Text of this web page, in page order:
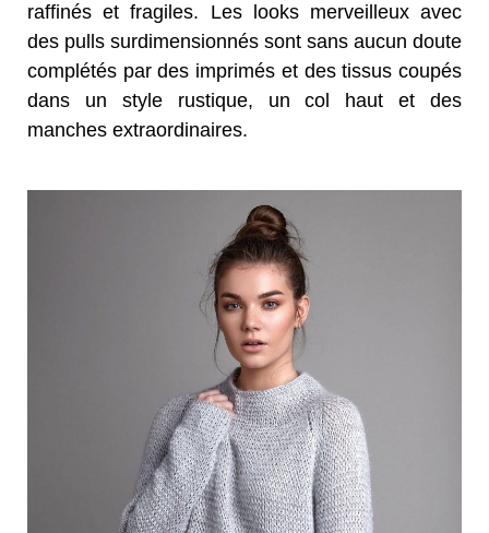
raffinés et fragiles. Les looks merveilleux avec
des pulls surdimensionnés sont sans aucun doute
complétés par des imprimés et des tissus coupés
dans un style rustique, un col haut et des
manches extraordinaires.